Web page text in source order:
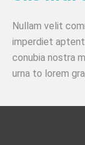
Nullam velit
imperdiet
conubia nostra
urna to lorem